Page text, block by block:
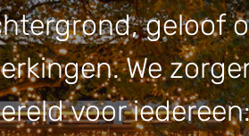
geloof
We
voor